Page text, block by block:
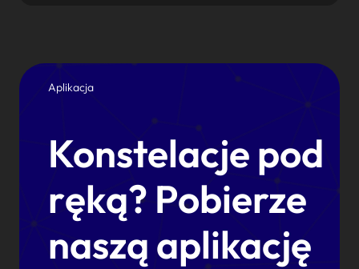
Aplikacja
Konstelacje pod
ręką? Pobierze
naszą aplikację